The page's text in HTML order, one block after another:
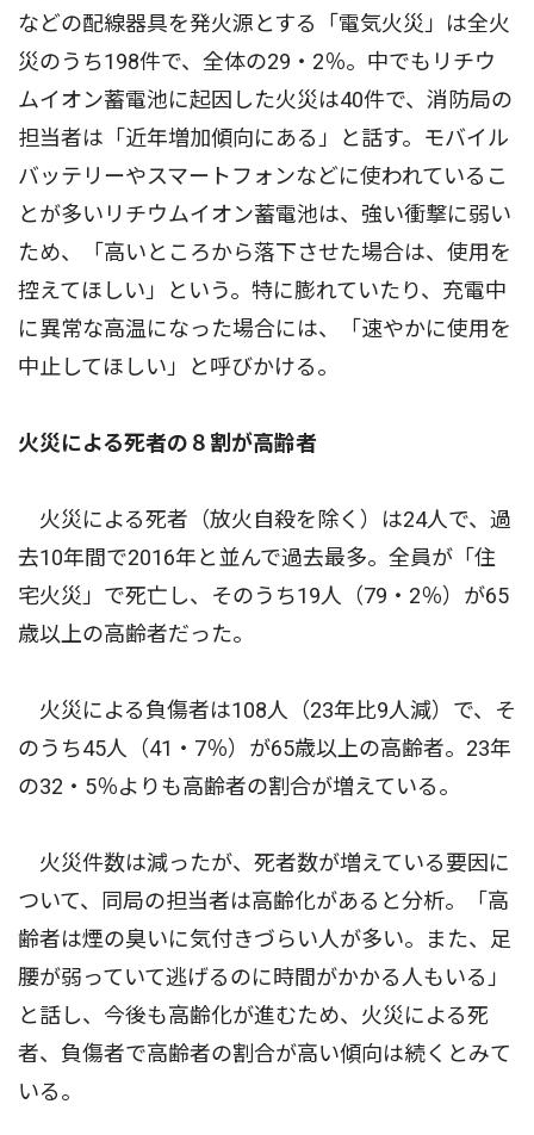
などの配線器具を発火源とする「電気火災」は全火
災のうち198件で、全体の29・2％。中でもリチウ
ムイオン蓄電池に起因した火災は40件で、消防局の
担当者は「近年増加傾向にある」と話す。モバイル
バッテリーやスマートフォンなどに使われているこ
とが多いリチウムイオン蓄電池は、強い衝撃に弱い
ため、「高いところから落下させた場合は、使用を
控えてほしい」という。特に膨れていたり、充電中
に異常な高温になった場合には、「速やかに使用を
中止してほしい」と呼びかける。
火災による死者の８割が高齢者
火災による死者（放火自殺を除く）は24人で、過
去10年間で2016年と並んで過去最多。全員が「住
宅火災」で死亡し、そのうち19人（79・2％）が65
歳以上の高齢者だった。
火災による負傷者は108人（23年比9人減）で、そ
のうち45人（41・7％）が65歳以上の高齢者。23年
の32・5％よりも高齢者の割合が増えている。
火災件数は減ったが、死者数が増えている要因に
ついて、同局の担当者は高齢化があると分析。「高
齢者は煙の臭いに気付きづらい人が多い。また、足
腰が弱っていて逃げるのに時間がかかる人もいる」
と話し、今後も高齢化が進むため、火災による死
者、負傷者で高齢者の割合が高い傾向は続くとみて
いる。